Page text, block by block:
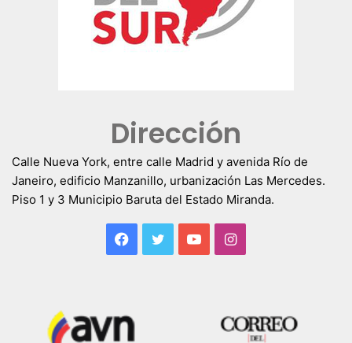
Dirección
Calle Nueva York, entre calle Madrid y avenida Río de
Janeiro, edificio Manzanillo, urbanización Las Mercedes.
Piso 1 y 3 Municipio Baruta del Estado Miranda.
Facebook
TwitterYouTubeInstagram